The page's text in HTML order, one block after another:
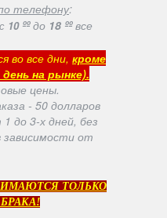
телефону:
с 10 ººдо 18 ººвсе
во все дни, кроме
на рынке).
цены.
- 50 долларов
до 3-х дней, без
зависимости от
ТОЛЬКО